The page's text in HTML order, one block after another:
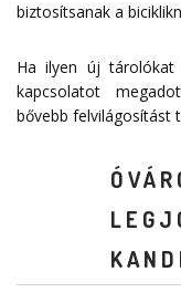
biztosítsanak a
Ha ilyen új
kapcsolatot
bővebb felvilágosítást